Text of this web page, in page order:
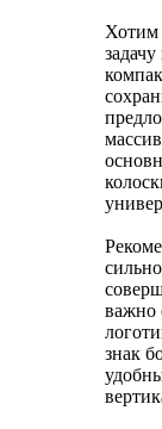
Хотим
важно
знак